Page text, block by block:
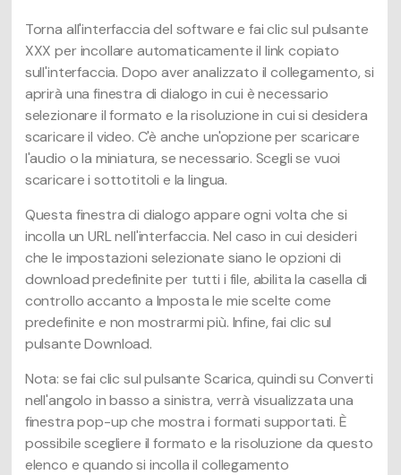
Torna all'interfaccia del software e fai clic sul pulsante
XXX per incollare automaticamente il link copiato
sull'interfaccia. Dopo aver analizzato il collegamento, si
aprirà una finestra di dialogo in cui è necessario
selezionare il formato e la risoluzione in cui si desidera
scaricare il video. C'è anche un'opzione per scaricare
l'audio o la miniatura, se necessario. Scegli se vuoi
scaricare i sottotitoli e la lingua.
Questa finestra di dialogo appare ogni volta che si
incolla un URL nell'interfaccia. Nel caso in cui desideri
che le impostazioni selezionate siano le opzioni di
download predefinite per tutti i file, abilita la casella di
controllo accanto a Imposta le mie scelte come
predefinite e non mostrarmi più. Infine, fai clic sul
pulsante Download.
Nota: se fai clic sul pulsante Scarica, quindi su Converti
nell'angolo in basso a sinistra, verrà visualizzata una
finestra pop-up che mostra i formati supportati. È
possibile scegliere il formato e la risoluzione da questo
elenco e quando si incolla il collegamento